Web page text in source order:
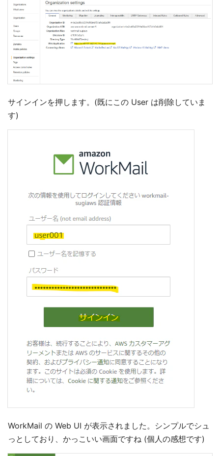
サインインを押します。(既にこの User は削除していま
す)
WorkMail の Web UI が表示されました。シンプルでシュ
っとしており、かっこいい画面ですね (個人の感想です)